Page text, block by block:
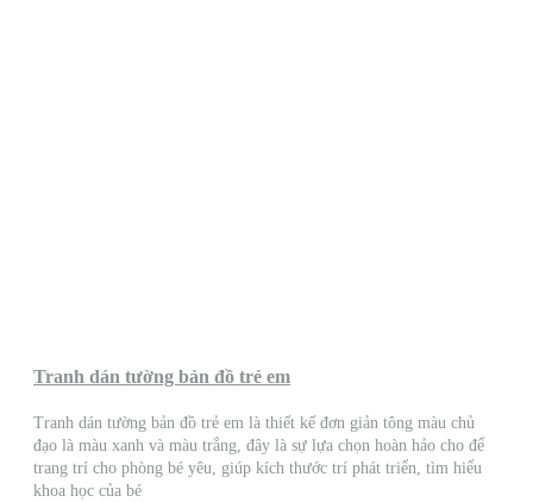
Tranh dán tường bản đồ trẻ em
Tranh dán tường bản đồ trẻ em là thiết kế đơn giản tông màu chủ
đạo là màu xanh và màu trắng, đây là sự lựa chọn hoàn hảo cho để
trang trí cho phòng bé yêu, giúp kích thước trí phát triển, tìm hiểu
khoa học của bé